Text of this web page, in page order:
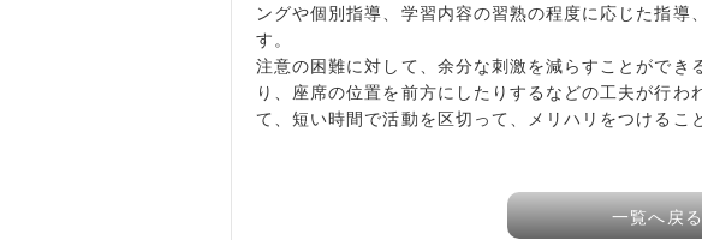
ングや個別指導、学習内容の習熟の程度に応じた指
す。
注意の困難に対して、余分な刺激を減らすことができ
り、座席の位置を前方にしたりするなどの工夫が行
て、短い時間で活動を区切って、メリハリをつけるこ
一覧へ戻る